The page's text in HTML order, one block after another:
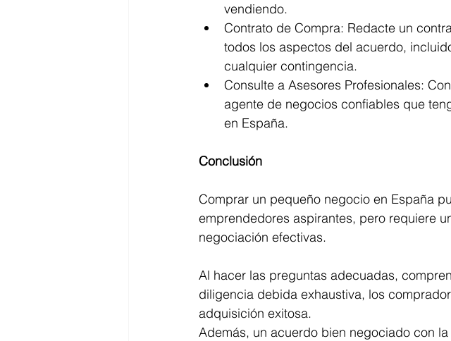
vendiendo.
Contrato de Compra: Redacte un
todos los aspectos del acuerdo,
cualquier contingencia.
Consulte a Asesores Profesionales:
agente de negocios confiables que
en España.
Conclusión
Comprar un pequeño negocio en España
emprendedores aspirantes, pero requiere
negociación efectivas.
Al hacer las preguntas adecuadas,
diligencia debida exhaustiva, los
adquisición exitosa.
Además, un acuerdo bien negociado con